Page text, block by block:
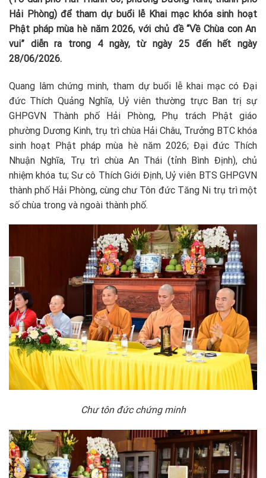
Hải Phòng) để tham dự buổi lễ Khai mạc khóa sinh hoạt
Phật pháp mùa hè năm 2026, với chủ đề “Về Chùa con An
vui” diễn ra trong 4 ngày, từ ngày 25 đến hết ngày
28/06/2026.
Quang lâm chứng minh, tham dự buổi lễ khai mạc có Đại
đức Thích Quảng Nghĩa, Uỷ viên thường trực Ban trị sự
GHPGVN Thành phố Hải Phòng, Phụ trách Phật giáo
phường Dương Kinh, trụ trì chùa Hải Châu, Trưởng BTC khóa
sinh hoạt Phật pháp mùa hè năm 2026; Đại đức Thích
Nhuận Nghĩa, Trụ trì chùa An Thái (tỉnh Bình Định), chủ
nhiệm khóa tu; Sư cô Thích Giới Định, Uỷ viên BTS GHPGVN
thành phố Hải Phòng, cùng chư Tôn đức Tăng Ni trụ trì một
số chùa trong và ngoài thành phố.
Chư tôn đức chứng minh